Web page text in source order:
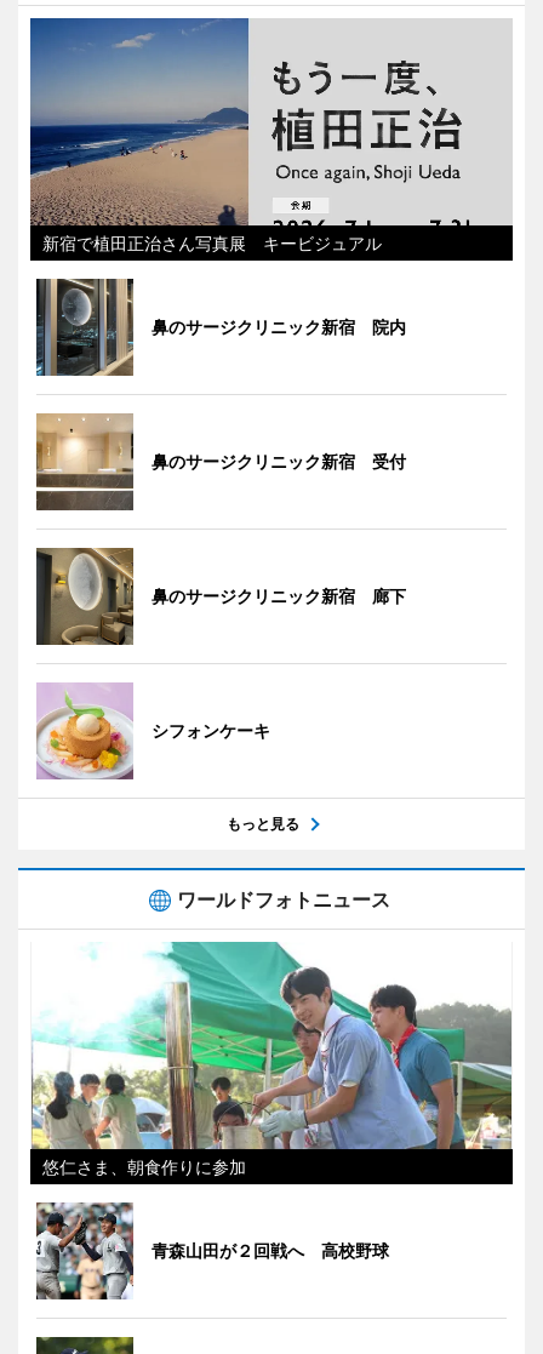
新宿で植田正治さん写真展 キービジュアル
鼻のサージクリニック新宿 院内
鼻のサージクリニック新宿 受付
鼻のサージクリニック新宿 廊下
シフォンケーキ
もっと見る
ワールドフォトニュース
悠仁さま、朝食作りに参加
青森山田が２回戦へ 高校野球